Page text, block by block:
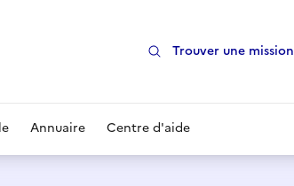
Trouver une mission
Annuaire Centre d'aide